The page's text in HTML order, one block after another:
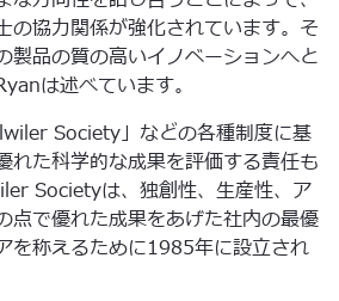
の協力関係が強化されています。そ
製品の質の高いイノベーションへと
は述べています。
Society」などの各種制度に基
れた科学的な成果を評価する責任も
Societyは、独創性、生産性、ア
点で優れた成果をあげた社内の最優
を称えるために1985年に設立され